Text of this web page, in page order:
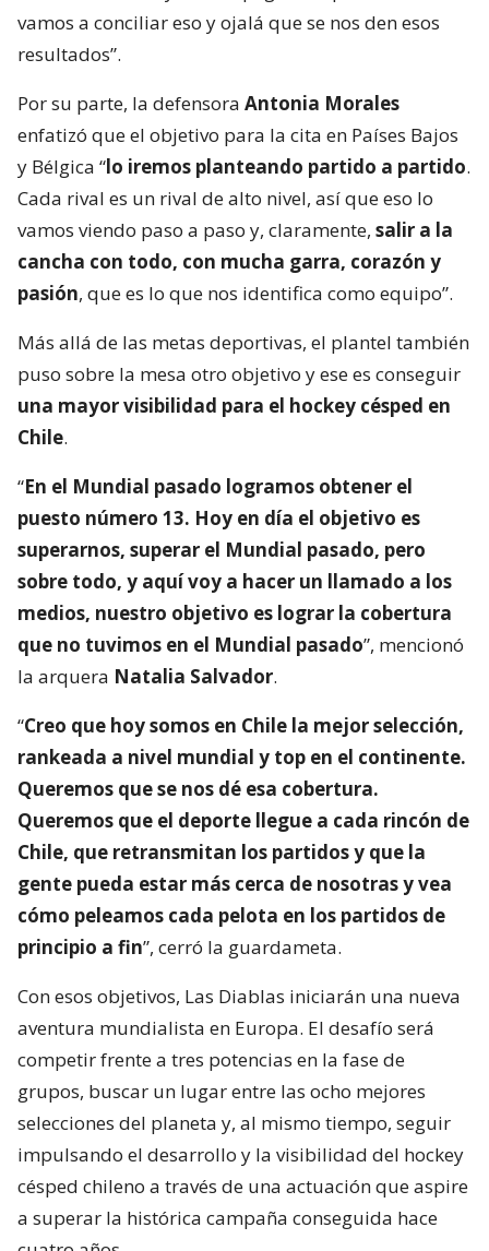
vamos a conciliar eso y ojalá que se nos den esos
resultados”.
Por su parte, la defensora Antonia Morales
enfatizó que el objetivo para la cita en Países Bajos
y Bélgica “lo iremos planteando partido a partido.
Cada rival es un rival de alto nivel, así que eso lo
vamos viendo paso a paso y, claramente, salir a la
cancha con todo, con mucha garra, corazón y
pasión, que es lo que nos identifica como equipo”.
Más allá de las metas deportivas, el plantel también
puso sobre la mesa otro objetivo y ese es conseguir
una mayor visibilidad para el hockey césped en
Chile.
“En el Mundial pasado logramos obtener el
puesto número 13. Hoy en día el objetivo es
superarnos, superar el Mundial pasado, pero
sobre todo, y aquí voy a hacer un llamado a los
medios, nuestro objetivo es lograr la cobertura
que no tuvimos en el Mundial pasado”, mencionó
la arquera Natalia Salvador.
“Creo que hoy somos en Chile la mejor selección,
rankeada a nivel mundial y top en el continente.
Queremos que se nos dé esa cobertura.
Queremos que el deporte llegue a cada rincón de
Chile, que retransmitan los partidos y que la
gente pueda estar más cerca de nosotras y vea
cómo peleamos cada pelota en los partidos de
principio a fin”, cerró la guardameta.
Con esos objetivos, Las Diablas iniciarán una nueva
aventura mundialista en Europa. El desafío será
competir frente a tres potencias en la fase de
grupos, buscar un lugar entre las ocho mejores
selecciones del planeta y, al mismo tiempo, seguir
impulsando el desarrollo y la visibilidad del hockey
césped chileno a través de una actuación que aspire
a superar la histórica campaña conseguida hace